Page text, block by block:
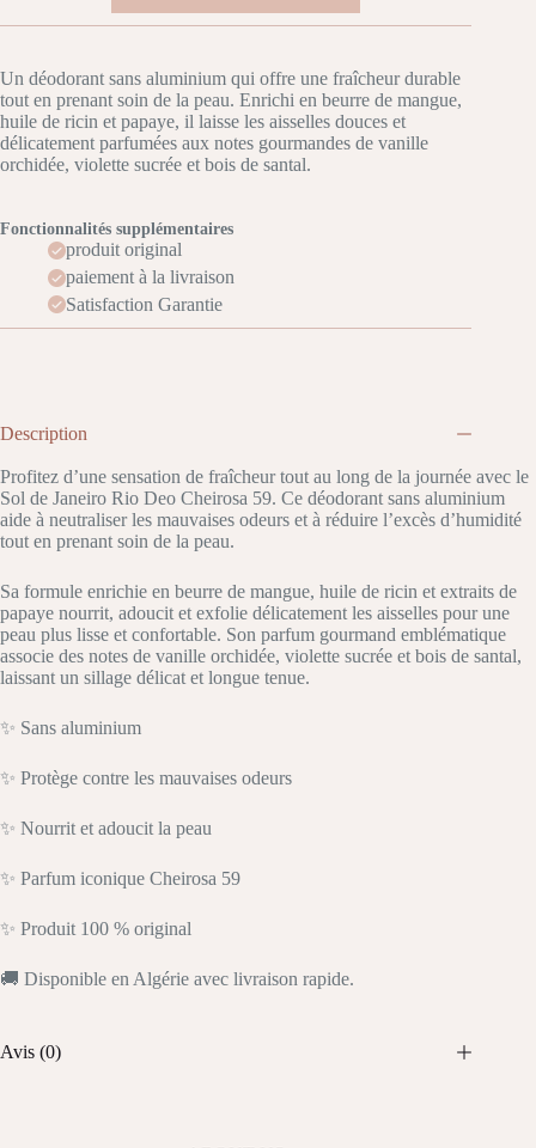
Déodorant
Sans
Aluminium
Un déodorant sans aluminium qui offre une fraîcheur durable
tout en prenant soin de la peau. Enrichi en beurre de mangue,
huile de ricin et papaye, il laisse les aisselles douces et
délicatement parfumées aux notes gourmandes de vanille
orchidée, violette sucrée et bois de santal.
Fonctionnalités supplémentaires
produit original
paiement à la livraison
Satisfaction Garantie
Description
Profitez d’une sensation de fraîcheur tout au long de la journée avec le
Sol de Janeiro Rio Deo Cheirosa 59. Ce déodorant sans aluminium
aide à neutraliser les mauvaises odeurs et à réduire l’excès d’humidité
tout en prenant soin de la peau.
Sa formule enrichie en beurre de mangue, huile de ricin et extraits de
papaye nourrit, adoucit et exfolie délicatement les aisselles pour une
peau plus lisse et confortable. Son parfum gourmand emblématique
associe des notes de vanille orchidée, violette sucrée et bois de santal,
laissant un sillage délicat et longue tenue.
✨ Sans aluminium
✨ Protège contre les mauvaises odeurs
✨ Nourrit et adoucit la peau
✨ Parfum iconique Cheirosa 59
✨ Produit 100 % original
🚚 Disponible en Algérie avec livraison rapide.
Avis (0)